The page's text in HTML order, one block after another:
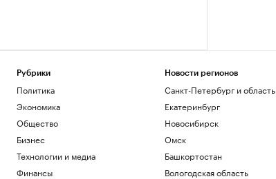
Рубрики
Политика
Экономика
Общество
Бизнес
Технологии и медиа
Финансы
Новости регионов
Санкт-Петербург и область
Екатеринбург
Новосибирск
Омск
Башкортостан
Вологодская область